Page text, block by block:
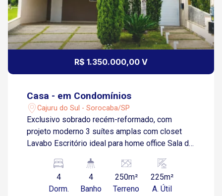
R$ 1.350.000,00 V
Casa - em Condomínios
Cajuru do Sul - Sorocaba/SP
Exclusivo sobrado recém-reformado, com
projeto moderno 3 suítes amplas com closet
Lavabo Escritório ideal para home office Sala de
despensa sala de estar integrada à sala de
jantar Cozinha com móveis planejados sob
medida Lavanderia planejada Área gourmet
4
Dorm.
4
Banho
250m²
Terreno
225m²
A. Útil